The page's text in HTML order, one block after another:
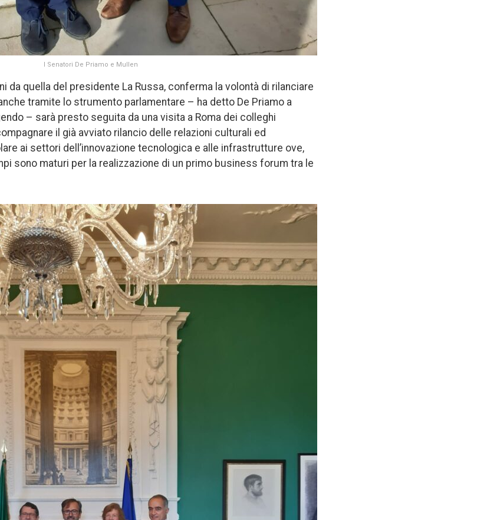
I Senatori De Priamo e Mullen
da quella del presidente La Russa, conferma la volontà di rilanciare
tramite lo strumento parlamentare – ha detto De Priamo a
– sarà presto seguita da una visita a Roma dei colleghi
il già avviato rilancio delle relazioni culturali ed
ai settori dell’innovazione tecnologica e alle infrastrutture ove,
sono maturi per la realizzazione di un primo business forum tra le